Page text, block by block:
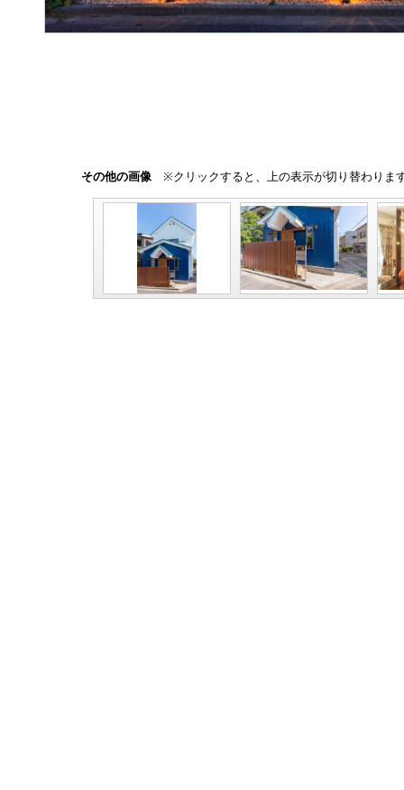
その他の画像 ※クリックすると、上の表示が切り替わりま